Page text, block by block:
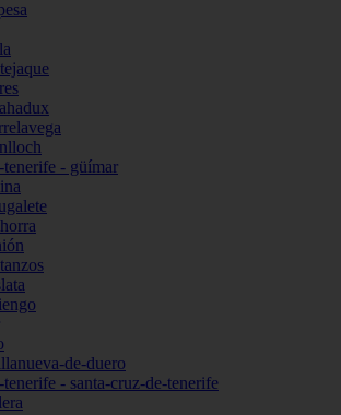
tenerife - güímar
de-duero
tenerife - santa-cruz-de-tenerife